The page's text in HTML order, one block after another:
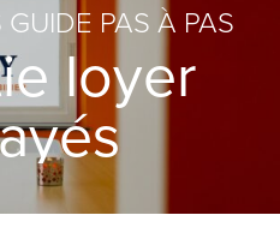
PAS À PAS
loyer